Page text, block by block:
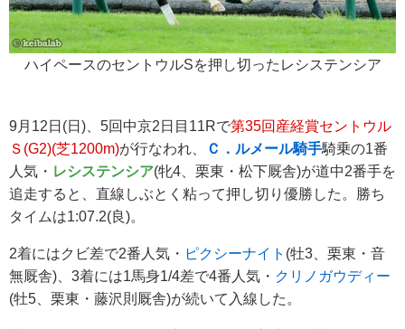
ハイペースのセントウルSを押し切ったレシステンシア
9月12日(日)、5回中京2日目11Rで第35回産経賞セントウル
Ｓ(G2)(芝1200m)が行なわれ、 Ｃ．ルメール騎手騎乗の1番
人気・ レシステンシア(牝4、栗東・松下厩舎)が道中2番手を
追走すると、直線しぶとく粘って押し切り優勝した。勝ち
タイムは1:07.2(良)。
2着にはクビ差で2番人気・ ピクシーナイト (牡3、栗東・音
無厩舎)、3着には1馬身1/4差で4番人気・ クリノガウディー
(牡5、栗東・藤沢則厩舎)が続いて入線した。